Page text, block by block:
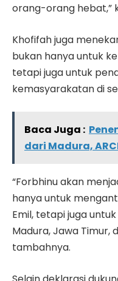
orang-orang hebat,”
Khofifah juga
bukan hanya untuk
tetapi juga untuk
kemasyarakatan di
Baca Juga :
dari Madura,
“Forbhinu akan
hanya untuk
Emil, tetapi juga
Madura, Jawa Timur,
tambahnya.